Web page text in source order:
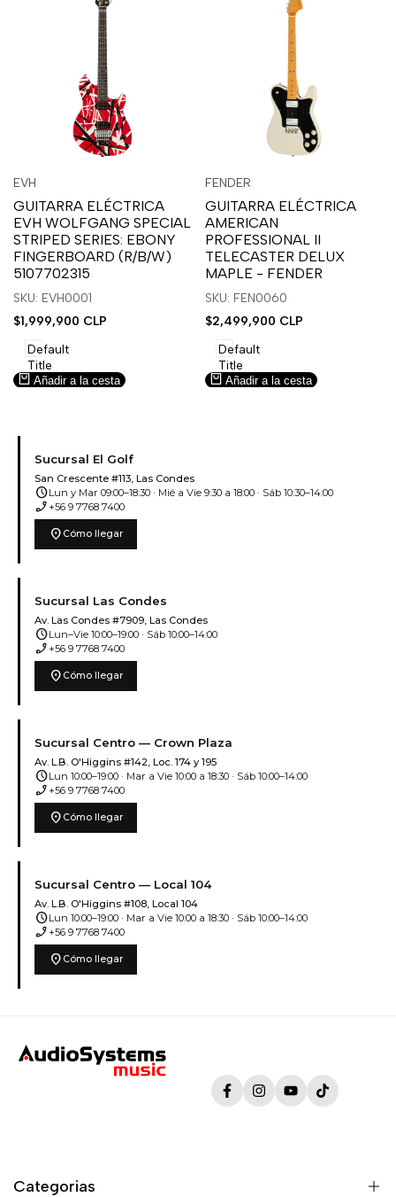
sesión
para
usar
la
lista
deseos.
para
usar
Compare
Proveedor:
EVH
GUITARRA ELÉCTRICA
EVH WOLFGANG SPECIAL
STRIPED SERIES: EBONY
FINGERBOARD (R/B/W)
5107702315
SKU: EVH0001
Precio
venta
$1,999,900 CLP
Default
Title
Añadir a la cesta
sesión
para
usar
la
lista
deseos.
sesión
para
usar
Compare
Vista
Proveedor:
FENDER
GUITARRA ELÉCTRICA
AMERICAN
PROFESSIONAL II
TELECASTER DELUX
MAPLE - FENDER
SKU: FEN0060
Precio
venta
$2,499,900 CLP
Default
Title
Añadir a la cesta
Sucursal El Golf
San Crescente #113, Las Condes
scheduleLun y Mar 09:00–18:30 · Mié a Vie 9:30 a 18:00 · Sáb 10:30–14:00
phone_enabled +56 9 7768 7400
location_on Cómo llegar
Sucursal Las Condes
Av. Las Condes #7909, Las Condes
scheduleLun–Vie 10:00–19:00 · Sáb 10:00–14:00
phone_enabled +56 9 7768 7400
location_on Cómo llegar
Sucursal Centro — Crown Plaza
Av. L.B. O'Higgins #142, Loc. 174 y 195
scheduleLun 10:00–19:00 · Mar a Vie 10:00 a 18:30 · Sáb 10:00–14:00
phone_enabled +56 9 7768 7400
location_on Cómo llegar
Sucursal Centro — Local 104
Av. L.B. O'Higgins #108, Local 104
scheduleLun 10:00–19:00 · Mar a Vie 10:00 a 18:30 · Sáb 10:00–14:00
phone_enabled +56 9 7768 7400
location_on Cómo llegar
FacebookInstagramYouTubeTikTok
Categorias